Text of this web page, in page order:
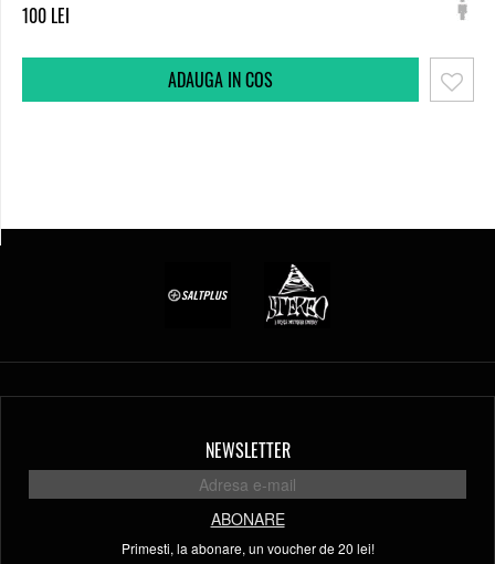
100
NEWSLETTER
ABONARE
Primesti, la abonare, un voucher de 20 lei!